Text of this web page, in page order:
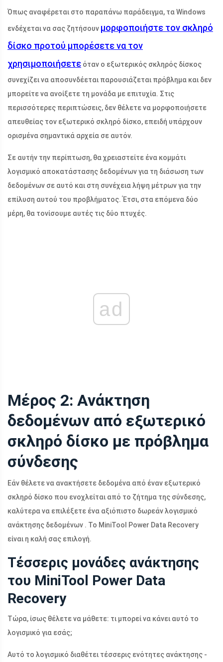
Όπως αναφέρεται στο παραπάνω παράδειγμα, τα Windows
ενδέχεται να σας ζητήσουν μορφοποιήστε τον σκληρό
δίσκο προτού μπορέσετε να τον
χρησιμοποιήσετε όταν ο εξωτερικός σκληρός δίσκος
συνεχίζει να αποσυνδέεται παρουσιάζεται πρόβλημα και δεν
μπορείτε να ανοίξετε τη μονάδα με επιτυχία. Στις
περισσότερες περιπτώσεις, δεν θέλετε να μορφοποιήσετε
απευθείας τον εξωτερικό σκληρό δίσκο, επειδή υπάρχουν
ορισμένα σημαντικά αρχεία σε αυτόν.
Σε αυτήν την περίπτωση, θα χρειαστείτε ένα κομμάτι
λογισμικό αποκατάστασης δεδομένων για τη διάσωση των
δεδομένων σε αυτό και στη συνέχεια λήψη μέτρων για την
επίλυση αυτού του προβλήματος. Έτσι, στα επόμενα δύο
μέρη, θα τονίσουμε αυτές τις δύο πτυχές.
ad
Μέρος 2: Ανάκτηση
δεδομένων από εξωτερικό
σκληρό δίσκο με πρόβλημα
σύνδεσης
Εάν θέλετε να ανακτήσετε δεδομένα από έναν εξωτερικό
σκληρό δίσκο που ενοχλείται από το ζήτημα της σύνδεσης,
καλύτερα να επιλέξετε ένα αξιόπιστο δωρεάν λογισμικό
ανάκτησης δεδομένων . Το MiniTool Power Data Recovery
είναι η καλή σας επιλογή.
Τέσσερις μονάδες ανάκτησης
του MiniTool Power Data
Recovery
Τώρα, ίσως θέλετε να μάθετε: τι μπορεί να κάνει αυτό το
λογισμικό για εσάς;
Αυτό το λογισμικό διαθέτει τέσσερις ενότητες ανάκτησης -